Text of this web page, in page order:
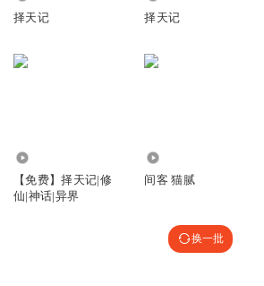
闽脆盘盘最严厉的父亲
你
秋山君:这木头都两情相悦 我只有酒
回复 2024-04-25
择天记中存在很多相同的故事经历，
择天记 择天记
【免费】择天记|修
仙|神话|异界
间客 猫腻
换一批